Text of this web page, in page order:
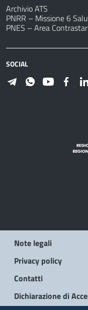
Archivio ATS
PNRR – Missione 6
PNES – Area
SOCIAL
Note legali
Privacy policy
Contatti
Dichiarazione di